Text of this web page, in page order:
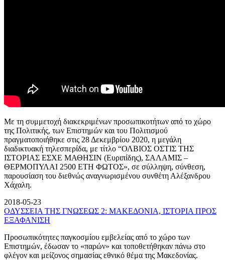
Με τη συμμετοχή διακεκριμένων προσωπικοτήτων από το χώρο
της Πολιτικής, των Επιστημών και του Πολιτισμού
πραγματοποιήθηκε στις 28 Δεκεμβρίου 2020, η μεγάλη
διαδικτυακή τηλεσπερίδα, με τίτλο “ΟΛΒΙΟΣ ΟΣΤΙΣ ΤΗΣ
ΙΣΤΟΡΙΑΣ ΕΣΧΕ ΜΑΘΗΣΙΝ (Ευριπίδης), ΣΑΛΑΜΙΣ –
ΘΕΡΜΟΠΥΛΑΙ 2500 ΕΤΗ ΦΩΤΟΣ», σε σύλληψη, σύνθεση,
παρουσίαση του διεθνώς αναγνωρισμένου συνθέτη Αλέξανδρου
Χάχαλη.
2018-05-23
ΟΔΥΣΣΕΙΑ ΤΗΣ ΓΝΩΣΕΩΣ 2: ΜΑΚΕΔΟΝΙΑ, ΙΣΤΟΡΙΑ ΠΡΟΣ
ΕΞΑΦΑΝΙΣΗ
Προσωπικότητες παγκοσμίου εμβελείας από το χώρο των
Επιστημών, έδωσαν το «παρών» και τοποθετήθηκαν πάνω στο
φλέγον και μείζονος σημασίας εθνικό θέμα της Μακεδονίας.